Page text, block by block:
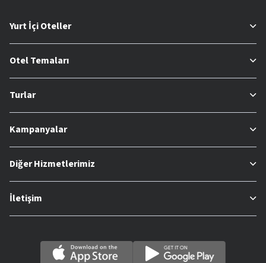
Yurt İçi Oteller
Otel Temaları
Turlar
Kampanyalar
Diğer Hizmetlerimiz
İletişim